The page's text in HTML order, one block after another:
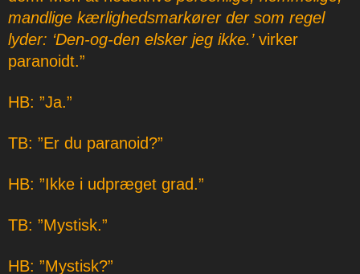
mandlige kærlighedsmarkører der som regel
lyder: ‘Den-og-den elsker jeg ikke.’virker
paranoidt.”
HB: ”Ja.”
TB: ”Er du paranoid?”
HB: ”Ikke i udpræget grad.”
TB: ”Mystisk.”
HB: ”Mystisk?”